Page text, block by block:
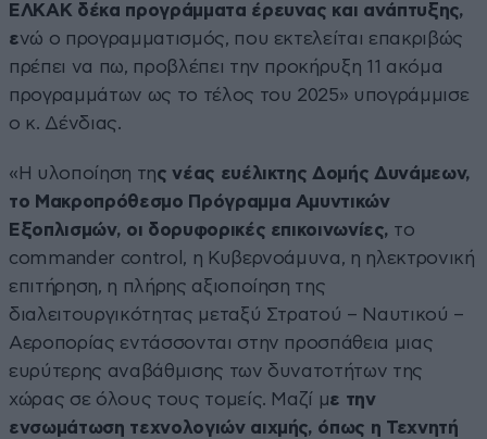
ΕΛΚΑΚ δέκα προγράμματα έρευνας και ανάπτυξης,
ενώ ο προγραμματισμός, που εκτελείται επακριβώς
πρέπει να πω, προβλέπει την προκήρυξη 11 ακόμα
προγραμμάτων ως το τέλος του 2025» υπογράμμισε
ο κ. Δένδιας.
«Η υλοποίηση της νέας ευέλικτης Δομής Δυνάμεων,
το Μακροπρόθεσμο Πρόγραμμα Αμυντικών
Εξοπλισμών, οι δορυφορικές επικοινωνίες, το
commander control, η Κυβερνοάμυνα, η ηλεκτρονική
επιτήρηση, η πλήρης αξιοποίηση της
διαλειτουργικότητας μεταξύ Στρατού – Ναυτικού –
Αεροπορίας εντάσσονται στην προσπάθεια μιας
ευρύτερης αναβάθμισης των δυνατοτήτων της
χώρας σε όλους τους τομείς. Μαζί με την
ενσωμάτωση τεχνολογιών αιχμής, όπως η Τεχνητή